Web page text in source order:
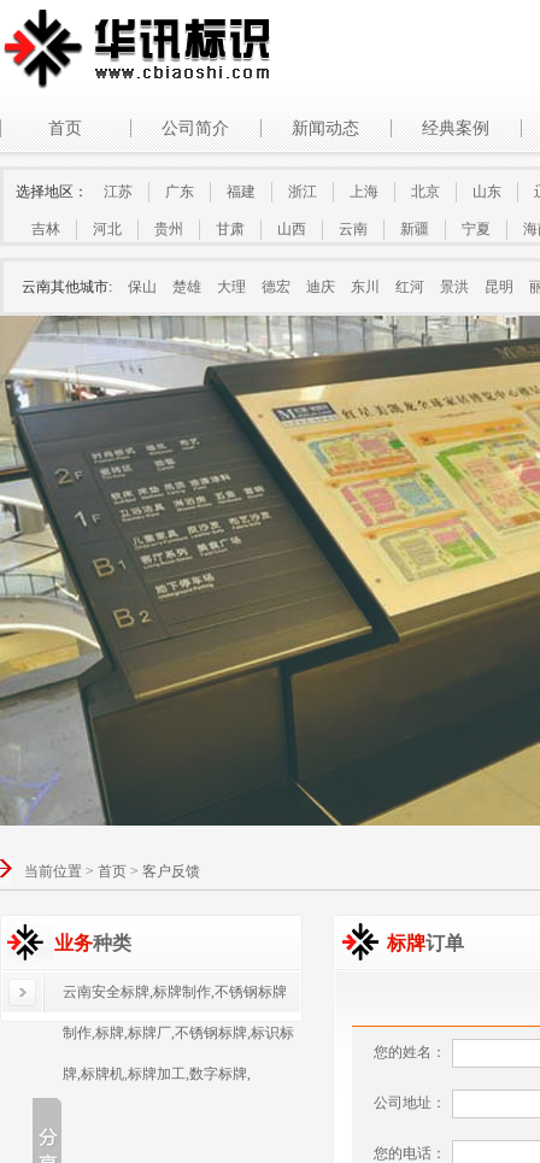
首页 公司简介 新闻动态 经典案例
选择地区： 江苏 广东 福建 浙江 上海 北京 山东
吉林 河北 贵州 甘肃 山西 云南 新疆 宁夏
云南其他城市: 保山 楚雄 大理 德宏 迪庆 东川 红河 景洪 昆明
当前位置 > 首页 > 客户反馈
业务种类
云南安全标牌,标牌制作,不锈钢标牌
制作,标牌,标牌厂,不锈钢标牌,标识标
牌,标牌机,标牌加工,数字标牌,
标牌订单
您的姓名：
公司地址：
您的电话：